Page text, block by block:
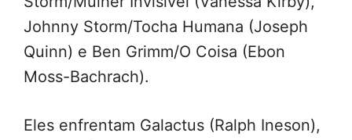
Johnny Storm/Tocha Humana (Joseph
Quinn) e Ben Grimm/O Coisa (Ebon
Moss-Bachrach).
Eles enfrentam Galactus (Ralph Ineson),